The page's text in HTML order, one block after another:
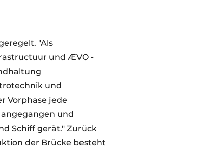
"Als
und ÆVO -
und
Vorphase jede
und
Schiff gerät." Zurück
der Brücke besteht